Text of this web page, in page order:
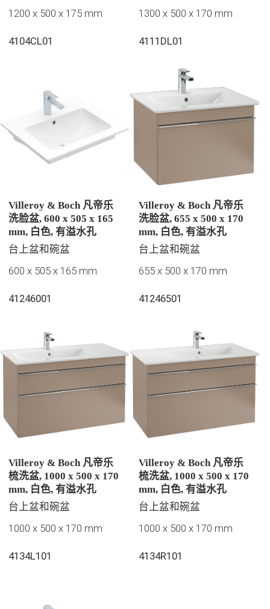
1200 x 500 x 175 mm
4104CL01
1300 x 500 x 170 mm
4111DL01
Villeroy & Boch 凡帝乐
洗脸盆, 600 x 505 x 165
mm, 白色, 有溢水孔
台上盆和碗盆
600 x 505 x 165 mm
41246001
Villeroy & Boch 凡帝乐
洗脸盆, 655 x 500 x 170
mm, 白色, 有溢水孔
台上盆和碗盆
655 x 500 x 170 mm
41246501
Villeroy & Boch 凡帝乐
梳洗盆, 1000 x 500 x 170
mm, 白色, 有溢水孔
台上盆和碗盆
1000 x 500 x 170 mm
4134L101
Villeroy & Boch 凡帝乐
梳洗盆, 1000 x 500 x 170
mm, 白色, 有溢水孔
台上盆和碗盆
1000 x 500 x 170 mm
4134R101